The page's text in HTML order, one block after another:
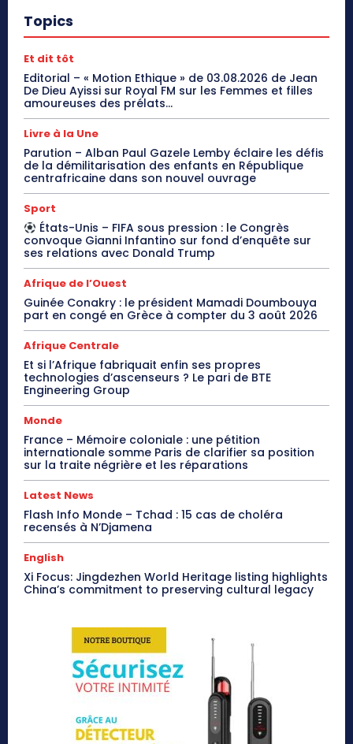
Topics
Et dit tôt
Editorial – « Motion Ethique » de 03.08.2026 de Jean
De Dieu Ayissi sur Royal FM sur les Femmes et filles
amoureuses des prélats...
Livre à la Une
Parution – Alban Paul Gazele Lemby éclaire les défis
de la démilitarisation des enfants en République
centrafricaine dans son nouvel ouvrage
Sport
États-Unis – FIFA sous pression : le Congrès
convoque Gianni Infantino sur fond d’enquête sur
ses relations avec Donald Trump
Afrique de l’Ouest
Guinée Conakry : le président Mamadi Doumbouya
part en congé en Grèce à compter du 3 août 2026
Afrique Centrale
Et si l’Afrique fabriquait enfin ses propres
technologies d’ascenseurs ? Le pari de BTE
Engineering Group
Monde
France – Mémoire coloniale : une pétition
internationale somme Paris de clarifier sa position
sur la traite négrière et les réparations
Latest News
Flash Info Monde – Tchad : 15 cas de choléra
recensés à N’Djamena
English
Xi Focus: Jingdezhen World Heritage listing highlights
China’s commitment to preserving cultural legacy